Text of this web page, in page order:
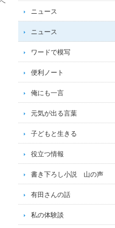
ニュース
ニュース
ワードで模写
便利ノート
俺にも一言
元気が出る言葉
子どもと生きる
役立つ情報
書き下ろし小説 山の声
有田さんの話
私の体験談